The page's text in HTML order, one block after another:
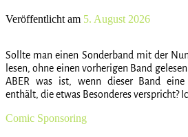
Veröffentlicht am 5. August 2026
Sollte man einen Sonderband mit der
lesen, ohne einen vorherigen Band
ABER was ist, wenn dieser Band eine
enthält, die etwas Besonderes verspricht?
Comic Sponsoring